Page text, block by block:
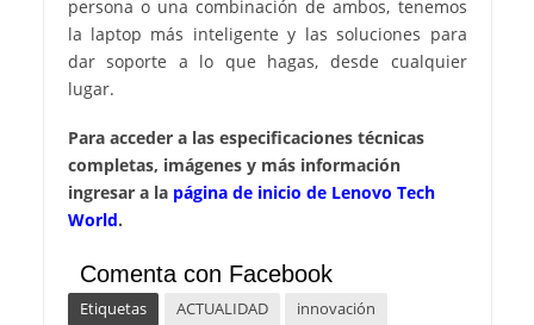
persona o una combinación de ambos, tenemos
la laptop más inteligente y las soluciones para
dar soporte a lo que hagas, desde cualquier
lugar.
Para acceder a las especificaciones técnicas
completas, imágenes y más información
ingresar a la página de inicio de Lenovo Tech
World.
Comenta con Facebook
Etiquetas ACTUALIDAD
innovación